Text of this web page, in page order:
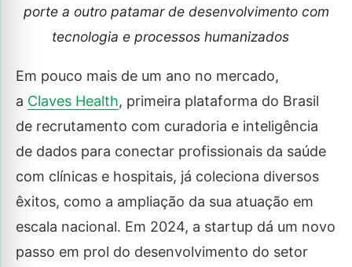
porte a outro patamar de desenvolvimento com
tecnologia e processos humanizados
Em pouco mais de um ano no mercado,
a Claves Health, primeira plataforma do Brasil
de recrutamento com curadoria e inteligência
de dados para conectar profissionais da saúde
com clínicas e hospitais, já coleciona diversos
êxitos, como a ampliação da sua atuação em
escala nacional. Em 2024, a startup dá um novo
passo em prol do desenvolvimento do setor